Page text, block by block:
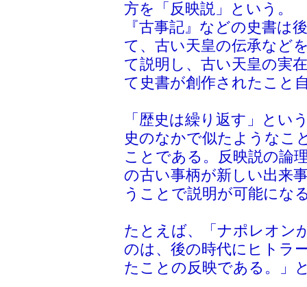
方を「反映説」という。
『古事記』などの史書は
て、古い天皇の伝承など
て説明し、古い天皇の実
て史書が創作されたこと
「歴史は繰り返す」とい
史のなかで似たようなこ
ことである。反映説の論
の古い事柄が新しい出来
うことで説明が可能にな
たとえば、「ナポレオン
のは、後の時代にヒトラ
たことの反映である。」